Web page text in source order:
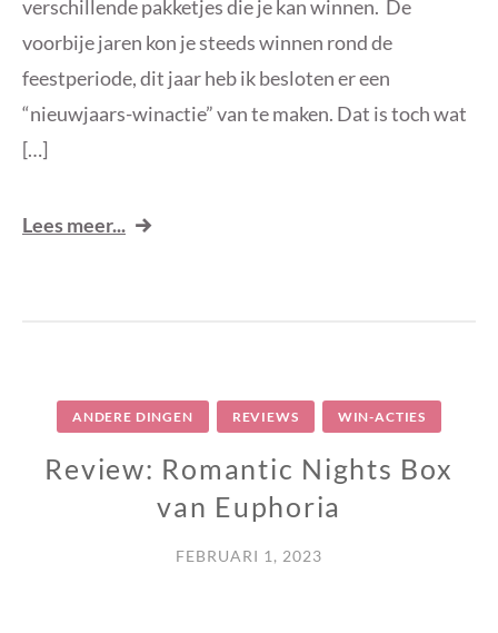
verschillende pakketjes die je kan winnen. De
voorbije jaren kon je steeds winnen rond de
feestperiode, dit jaar heb ik besloten er een
“nieuwjaars-winactie” van te maken. Dat is toch wat
[…]
Lees meer...
ANDERE DINGEN REVIEWS WIN-ACTIES
Review: Romantic Nights Box
van Euphoria
FEBRUARI 1, 2023